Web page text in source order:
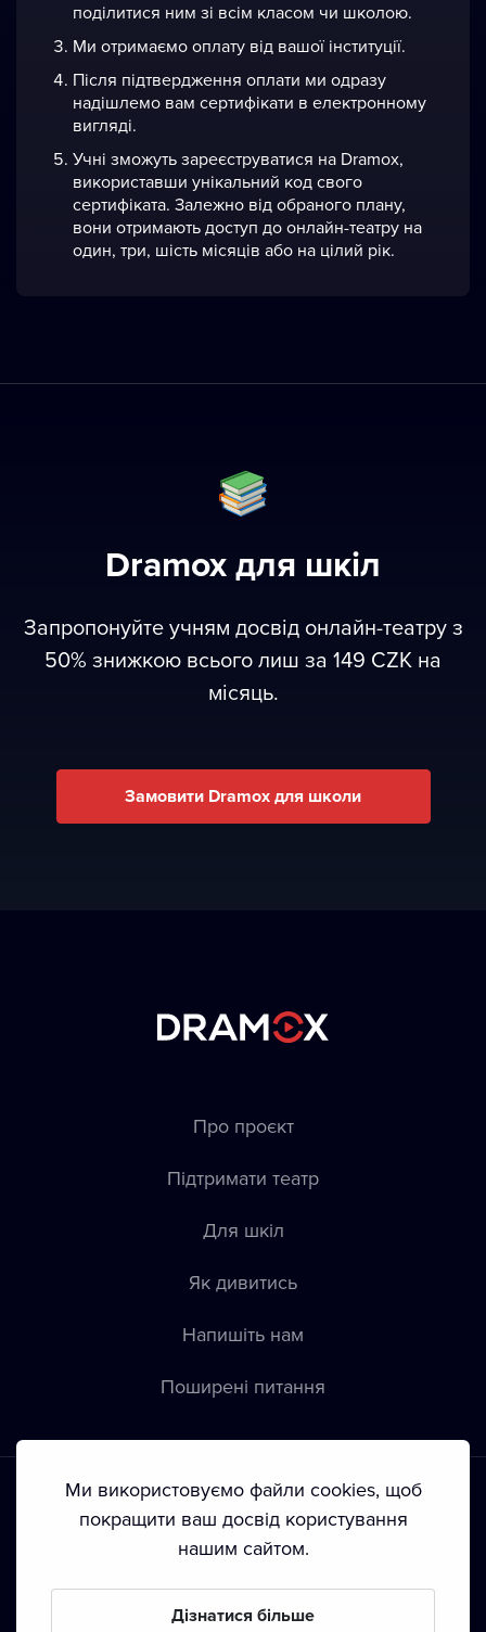
поділитися ним зі всім класом чи школою.
Ми отримаємо оплату від вашої інституції.
Після підтвердження оплати ми одразу
надішлемо вам сертифікати в електронному
вигляді.
Учні зможуть зареєструватися на Dramox,
використавши унікальний код свого
сертифіката. Залежно від обраного плану,
вони отримають доступ до онлайн-театру на
один, три, шість місяців або на цілий рік.
Dramox для шкіл
Запропонуйте учням досвід oнлайн-театру з
50% знижкою всього лиш за 149 CZK на
місяць.
Замовити Dramox для школи
Про проєкт
Підтримати театр
Для шкіл
Як дивитись
Напишіть нам
Пoширені питання
файлів Сookie• Автoрські права•Трансляція
Ми використовуємо файли cookies, щоб
покращити ваш досвід користування
нашим сайтом.
Дізнатися більше